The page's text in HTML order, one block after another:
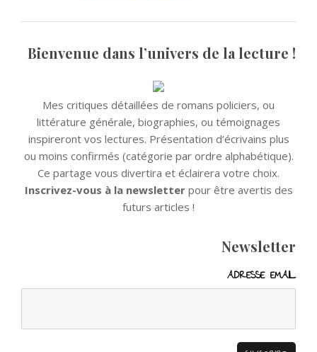
Bienvenue dans l’univers de la lecture !
Mes critiques détaillées de romans policiers, ou
littérature générale, biographies, ou témoignages
inspireront vos lectures. Présentation d’écrivains plus
ou moins confirmés (catégorie par ordre alphabétique).
Ce partage vous divertira et éclairera votre choix.
Inscrivez-vous à la newsletterpour être avertis des
futurs articles !
Newsletter
ADRESSE EMAIL